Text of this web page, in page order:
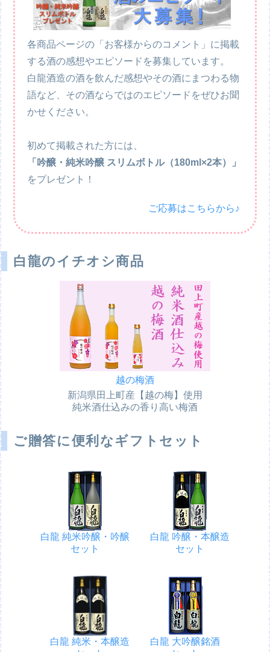
各商品ページの「お客様からのコメント」に掲載
する酒の感想やエピソードを募集しています。
白龍酒造の酒を飲んだ感想やその酒にまつわる物
語など、その酒ならではのエピソードをぜひお聞
かせください。
初めて掲載された方には、
「吟醸・純米吟醸 スリムボトル（180ml×2本）」
をプレゼント！
ご応募はこちらから♪
白龍のイチオシ商品
越の梅酒
新潟県田上町産【越の梅】使用
純米酒仕込みの香り高い梅酒
ご贈答に便利なギフトセット
白龍 純米吟醸・吟醸
セット
白龍 吟醸・本醸造
セット
白龍 純米・本醸造
白龍 大吟醸銘酒